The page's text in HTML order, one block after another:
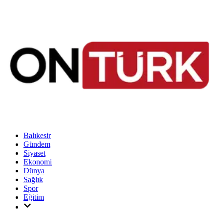
Balıkesir
Gündem
Siyaset
Ekonomi
Dünya
Sağlık
Spor
Eğitim